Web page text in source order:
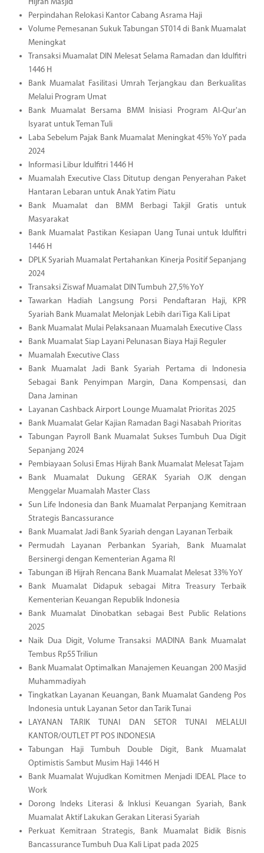
Hijrah Masjid
Perpindahan Relokasi Kantor Cabang Asrama Haji
Volume Pemesanan Sukuk Tabungan ST014 di Bank Muamalat
Meningkat
Transaksi Muamalat DIN Melesat Selama Ramadan dan Idulfitri
1446 H
Bank Muamalat Fasilitasi Umrah Terjangkau dan Berkualitas
Melalui Program Umat
Bank Muamalat Bersama BMM Inisiasi Program Al-Qur'an
Isyarat untuk Teman Tuli
Laba Sebelum Pajak Bank Muamalat Meningkat 45% YoY pada
2024
Informasi Libur Idulfitri 1446 H
Muamalah Executive Class Ditutup dengan Penyerahan Paket
Hantaran Lebaran untuk Anak Yatim Piatu
Bank Muamalat dan BMM Berbagi Takjil Gratis untuk
Masyarakat
Bank Muamalat Pastikan Kesiapan Uang Tunai untuk Idulfitri
1446 H
DPLK Syariah Muamalat Pertahankan Kinerja Positif Sepanjang
2024
Transaksi Ziswaf Muamalat DIN Tumbuh 27,5% YoY
Tawarkan Hadiah Langsung Porsi Pendaftaran Haji, KPR
Syariah Bank Muamalat Melonjak Lebih dari Tiga Kali Lipat
Bank Muamalat Mulai Pelaksanaan Muamalah Executive Class
Bank Muamalat Siap Layani Pelunasan Biaya Haji Reguler
Muamalah Executive Class
Bank Muamalat Jadi Bank Syariah Pertama di Indonesia
Sebagai Bank Penyimpan Margin, Dana Kompensasi, dan
Dana Jaminan
Layanan Cashback Airport Lounge Muamalat Prioritas 2025
Bank Muamalat Gelar Kajian Ramadan Bagi Nasabah Prioritas
Tabungan Payroll Bank Muamalat Sukses Tumbuh Dua Digit
Sepanjang 2024
Pembiayaan Solusi Emas Hijrah Bank Muamalat Melesat Tajam
Bank Muamalat Dukung GERAK Syariah OJK dengan
Menggelar Muamalah Master Class
Sun Life Indonesia dan Bank Muamalat Perpanjang Kemitraan
Strategis Bancassurance
Bank Muamalat Jadi Bank Syariah dengan Layanan Terbaik
Permudah Layanan Perbankan Syariah, Bank Muamalat
Bersinergi dengan Kementerian Agama RI
Tabungan iB Hijrah Rencana Bank Muamalat Melesat 33% YoY
Bank Muamalat Didapuk sebagai Mitra Treasury Terbaik
Kementerian Keuangan Republik Indonesia
Bank Muamalat Dinobatkan sebagai Best Public Relations
2025
Naik Dua Digit, Volume Transaksi MADINA Bank Muamalat
Tembus Rp55 Triliun
Bank Muamalat Optimalkan Manajemen Keuangan 200 Masjid
Muhammadiyah
Tingkatkan Layanan Keuangan, Bank Muamalat Gandeng Pos
Indonesia untuk Layanan Setor dan Tarik Tunai
LAYANAN TARIK TUNAI DAN SETOR TUNAI MELALUI
KANTOR/OUTLET PT POS INDONESIA
Tabungan Haji Tumbuh Double Digit, Bank Muamalat
Optimistis Sambut Musim Haji 1446 H
Bank Muamalat Wujudkan Komitmen Menjadi IDEAL Place to
Work
Dorong Indeks Literasi & Inklusi Keuangan Syariah, Bank
Muamalat Aktif Lakukan Gerakan Literasi Syariah
Perkuat Kemitraan Strategis, Bank Muamalat Bidik Bisnis
Bancassurance Tumbuh Dua Kali Lipat pada 2025